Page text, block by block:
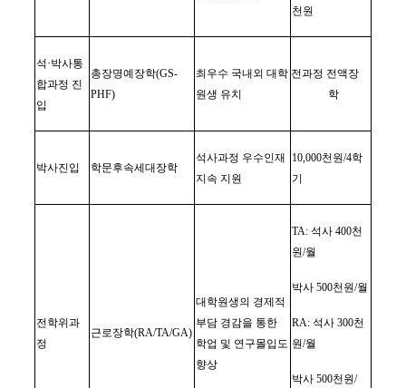
천원
석·박사통
합과정 진
입
총장명예장학(GS-
PHF)
최우수 국내외 대학
원생 유치
전과정 전액장
학
박사진입 학문후속세대장학
석사과정 우수인재
지속 지원
10,000천원/4학
기
전학위과
정
근로장학(RA/TA/GA)
대학원생의 경제적
부담 경감을 통한
학업 및 연구몰입도
향상
TA: 석사 400천
원/월
박사 500천원/월
RA: 석사 300천
원/월
박사 500천원/